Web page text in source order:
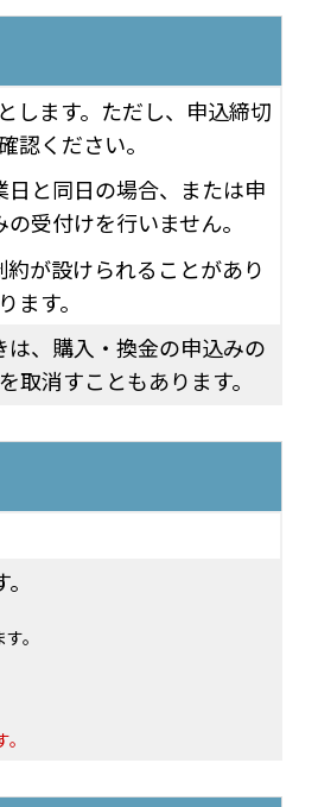
します。ただし、申込締切
認ください。
と同日の場合、または申
受付けを行いません。
が設けられることがあり
す。
、購入・換金の申込みの
消すこともあります。
。